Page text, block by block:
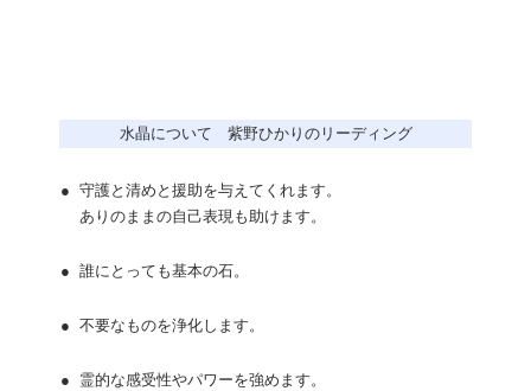
水晶について 紫野ひかりのリーディング
●
守護と清めと援助を与えてくれます。
ありのままの自己表現も助けます。
● 誰にとっても基本の石。
● 不要なものを浄化します。
● 霊的な感受性やパワーを強めます。